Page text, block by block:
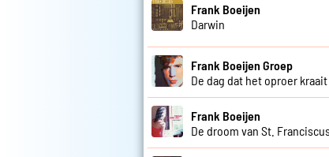
Frank Boeijen
Darwin
Frank Boeijen Groep
De dag dat het oproer kraait
Frank Boeijen
De droom van St.